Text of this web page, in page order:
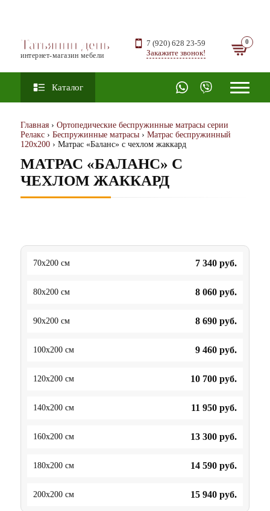
Татьянин день
интернет-магазин мебели
7 (920) 628 23-59
Закажите звонок!
Каталог
Главная › Ортопедические беспружинные матрасы серии
Релакс › Беспружинные матрасы › Матрас беспружинный
120х200 › Матрас «Баланс» с чехлом жаккард
МАТРАС «БАЛАНС» С
ЧЕХЛОМ ЖАККАРД
70x200 см 7 340 руб.
80x200 см 8 060 руб.
90x200 см 8 690 руб.
100x200 см 9 460 руб.
120x200 см 10 700 руб.
140x200 см 11 950 руб.
160x200 см 13 300 руб.
180x200 см 14 590 руб.
200x200 см 15 940 руб.